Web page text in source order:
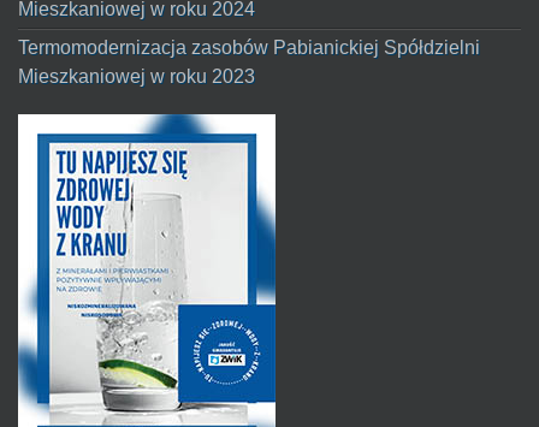
Mieszkaniowej w roku 2024
Termomodernizacja zasobów Pabianickiej Spółdzielni
Mieszkaniowej w roku 2023